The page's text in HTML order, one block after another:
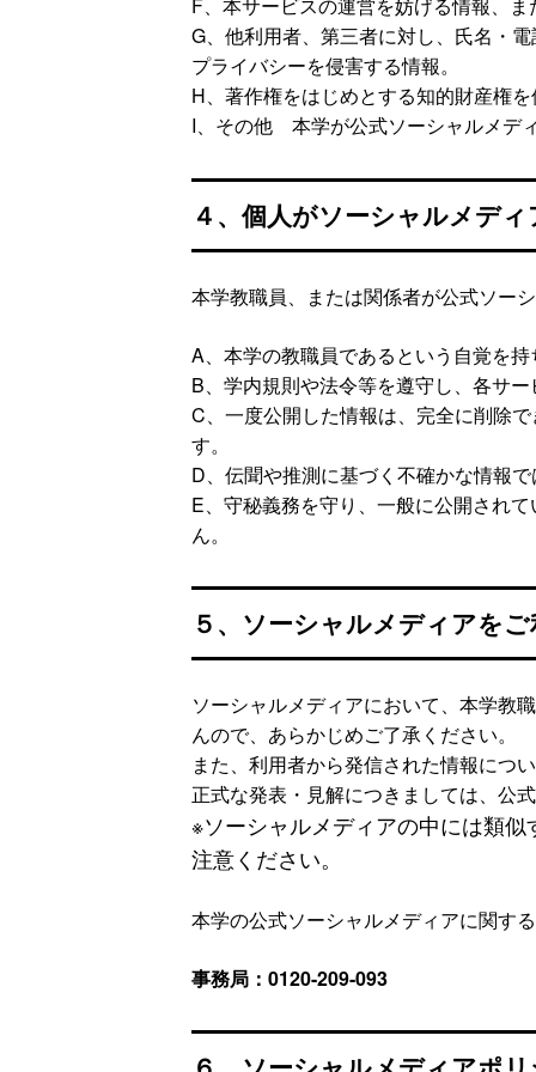
F、本サービスの運営を妨げる情報、
G、他利用者、第三者に対し、氏名・
プライバシーを侵害する情報。
H、著作権をはじめとする知的財産権
I、その他 本学が公式ソーシャルメデ
４、個人がソーシャルメデ
本学教職員、または関係者が公式ソー
A、本学の教職員であるという自覚を
B、学内規則や法令等を遵守し、各サ
C、一度公開した情報は、完全に削除
す。
D、伝聞や推測に基づく不確かな情報
E、守秘義務を守り、一般に公開され
ん。
５、ソーシャルメディアを
ソーシャルメディアにおいて、本学教
んので、あらかじめご了承ください。
また、利用者から発信された情報につ
正式な発表・見解につきましては、公
※ソーシャルメディアの中には類
注意ください。
本学の公式ソーシャルメディアに関す
事務局：0120-209-093